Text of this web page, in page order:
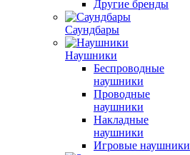
Другие бренды
Саундбары
Наушники
Беспроводные
наушники
Проводные
наушники
Накладные
наушники
Игровые наушники